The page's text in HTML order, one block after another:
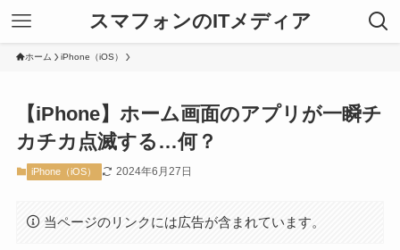
スマフォンのITメディア
ホーム iPhone（iOS）
【iPhone】ホーム画面のアプリが一瞬チ
カチカ点滅する…何？
iPhone（iOS） 2024年6月27日
当ページのリンクには広告が含まれています。